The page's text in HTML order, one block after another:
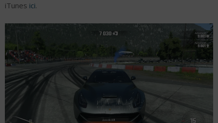
iTunes ici.